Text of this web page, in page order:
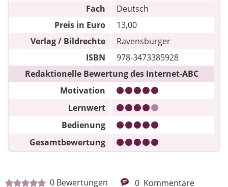
Fach
Deutsch
Preis in Euro
13,00
Verlag / Bildrechte
Ravensburger
ISBN
978-3473385928
Redaktionelle Bewertung des Internet-ABC
Motivation
Lernwert
Bedienung
Gesamtbewertung
0 Bewertungen 0 Kommentare